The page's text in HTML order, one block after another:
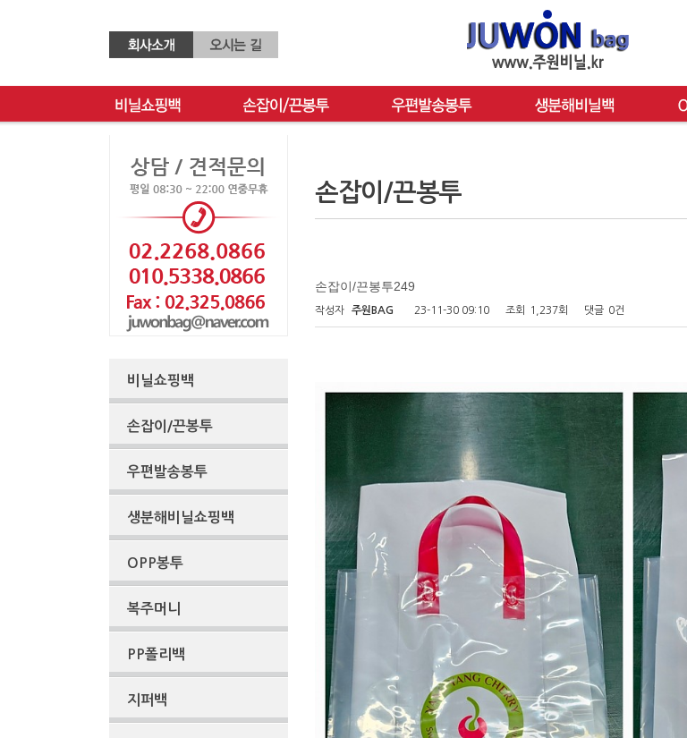
비닐쇼핑백
손잡이/끈봉투
우편발송봉투
생분해비닐쇼핑백
OPP봉투
복주머니
PP폴리백
지퍼백
손잡이/끈봉투
손잡이/끈봉투249
작성자 주원BAG 23-11-30 09:10 조회 1,237회 댓글 0건